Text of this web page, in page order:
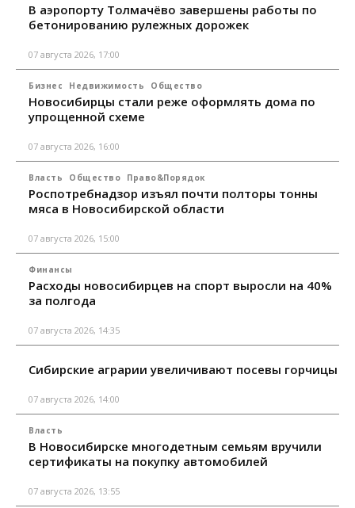
В аэропорту Толмачёво завершены работы по
бетонированию рулежных дорожек
07 августа 2026, 17:00
Бизнес Недвижимость Общество
Новосибирцы стали реже оформлять дома по
упрощенной схеме
07 августа 2026, 16:00
Власть Общество Право&Порядок
Роспотребнадзор изъял почти полторы тонны
мяса в Новосибирской области
07 августа 2026, 15:00
Финансы
Расходы новосибирцев на спорт выросли на 40%
за полгода
07 августа 2026, 14:35
Сибирские аграрии увеличивают посевы горчицы
07 августа 2026, 14:00
Власть
В Новосибирске многодетным семьям вручили
сертификаты на покупку автомобилей
07 августа 2026, 13:55